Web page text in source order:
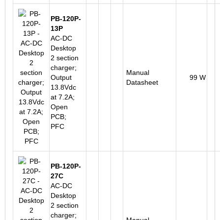
PB-120P-
13P
AC-DC
Desktop
2 section
charger;
Output
13.8Vdc
at 7.2A;
Open
PCB;
PFC
Manual
Datasheet
99 W
PB-120P-
27C
AC-DC
Desktop
2 section
charger;